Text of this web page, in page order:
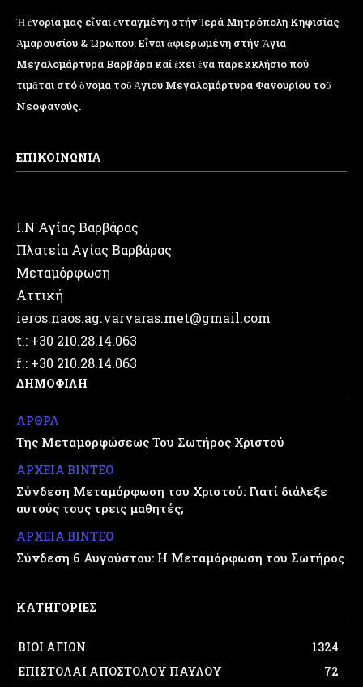
Ἡ ἐνορία μας εἶναι ἐνταγμένη στήν Ἱερά Μητρόπολη Κηφισίας
Ἁμαρουσίου & Ὠρωπου. Εἶναι ἀφιερωμένη στήν Ἅγια
Μεγαλομάρτυρα Βαρβάρα καί ἔχει ἕνα παρεκκλήσιο πού
τιμᾶται στό ὄνομα τοῦ Ἁγιου Μεγαλομάρτυρα Φανουρίου τοῦ
Νεοφανούς.
ΕΠΙΚΟΙΝΩΝΙΑ
Ι.Ν Αγίας Βαρβάρας
Πλατεία Αγίας Βαρβάρας
Μεταμόρφωση
Αττική
ieros.naos.ag.varvaras.met@gmail.com
t.: +30 210.28.14.063
f.: +30 210.28.14.063
ΔΗΜΟΦΙΛΗ
ΑΡΘΡΑ
Της Μεταμορφώσεως Του Σωτήρος Χριστού
ΑΡΧΕΙΑ ΒΙΝΤΕΟ
Σύνδεση Μεταμόρφωση του Χριστού: Γιατί διάλεξε
αυτούς τους τρεις μαθητές;
ΑΡΧΕΙΑ ΒΙΝΤΕΟ
Σύνδεση 6 Αυγούστου: Η Μεταμόρφωση του Σωτήρος
ΚΑΤΗΓΟΡΙΕΣ
ΒΙΟΙ ΑΓΙΩΝ
1324
ΕΠΙΣΤΟΛΑΙ ΑΠΟΣΤΟΛΟΥ ΠΑΥΛΟΥ
72